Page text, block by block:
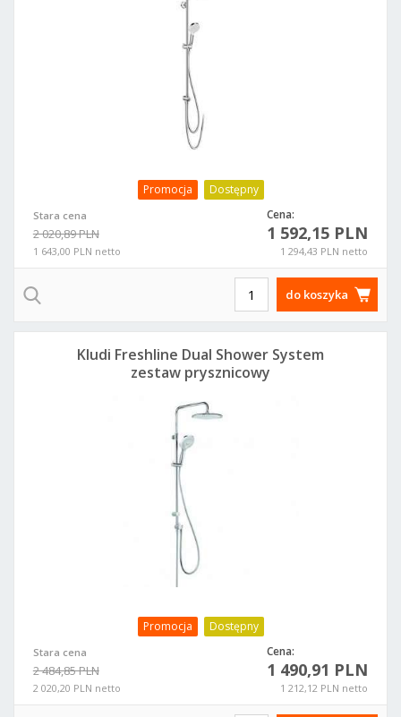
Promocja Dostępny
Stara cena
2 020,89 PLN
1 643,00 PLN netto
Cena:
1 592,15 PLN
1 294,43 PLN netto
do koszyka
Promocja Dostępny
Stara cena
2 484,85 PLN
2 020,20 PLN netto
Cena:
1 490,91 PLN
1 212,12 PLN netto
Kludi Freshline Dual Shower System
zestaw prysznicowy